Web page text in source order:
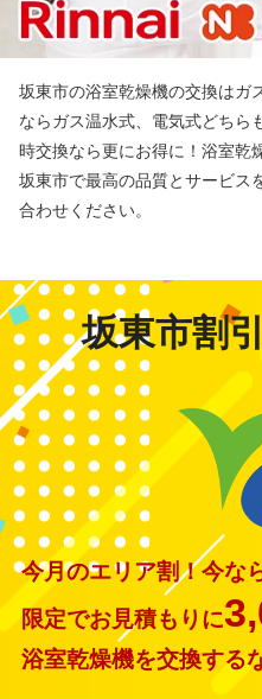
坂東市の浴室乾燥機の交換はガ
ならガス温水式、電気式どちら
時交換なら更にお得に！浴室乾
坂東市で最高の品質とサービス
合わせください。
坂東市割
今月のエリア割！今な
限定でお見積もりに
浴室乾燥機を交換する